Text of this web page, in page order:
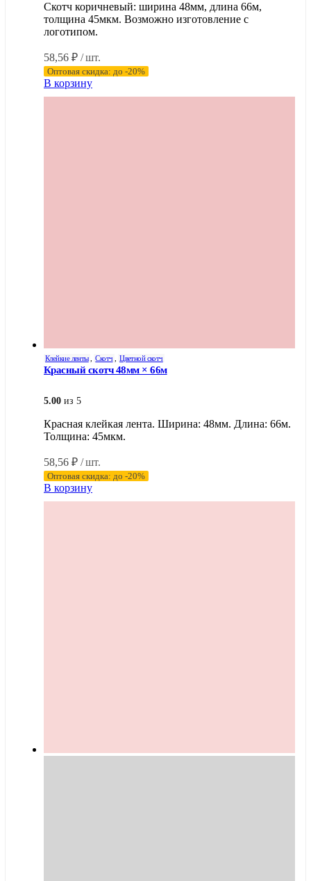
Скотч коричневый: ширина 48мм, длина 66м,
толщина 45мкм. Возможно изготовление с
логотипом.
58,56 ₽ / шт.
Оптовая скидка: до -20%
В корзину
Клейкие ленты, Скотч , Цветной скотч
Красный скотч 48мм × 66м
5.00 из 5
Красная клейкая лента. Ширина: 48мм. Длина: 66м.
Толщина: 45мкм.
58,56 ₽ / шт.
Оптовая скидка: до -20%
В корзину